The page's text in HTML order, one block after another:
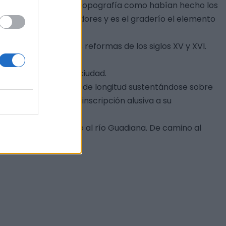
a su topografía como habían hecho los
3200 espectadores y es el graderío el elemento
con imptantes reformas de los siglos XV y XVI.
de entrada a la ciudad.
Tiene 400 metros de longitud sustentándose sobre
Austrias hay una inscripción alusiva a su
pasearemos junto al río Guadiana. De camino al
gótico.